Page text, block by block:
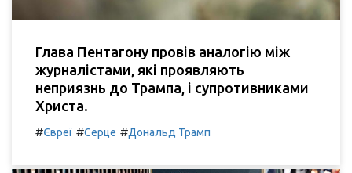
Глава Пентагону провів аналогію між
журналістами, які проявляють
неприязнь до Трампа, і супротивниками
Христа.
#Євреї #Серце #Дональд Трамп